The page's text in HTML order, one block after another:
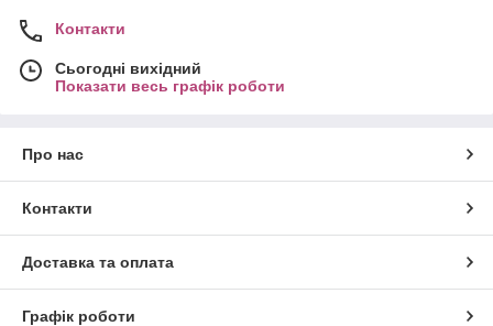
Контакти
Сьогодні вихідний
Показати весь графік роботи
Про нас
Контакти
Доставка та оплата
Графік роботи